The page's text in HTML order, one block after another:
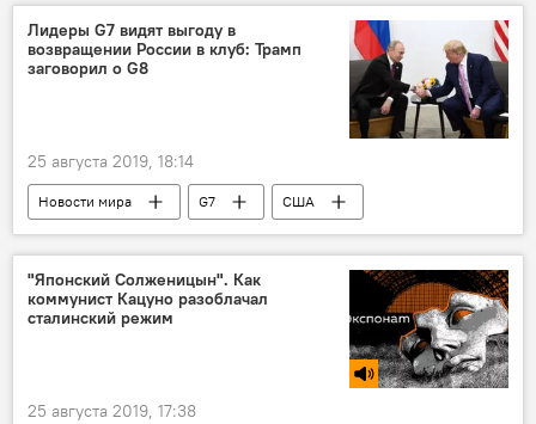
Лидеры G7 видят выгоду в
возвращении России в клуб: Трамп
заговорил о G8
25 августа 2019, 18:14
Новости мира G7
США
Россия
Дональд Трамп
"Японский Солженицын". Как
коммунист Кацуно разоблачал
сталинский режим
25 августа 2019, 17:38